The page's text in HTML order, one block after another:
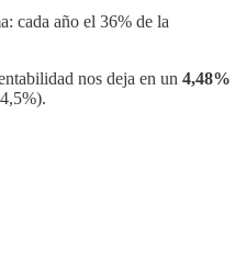
cada año el 36% de la
nos deja en un 4,48%